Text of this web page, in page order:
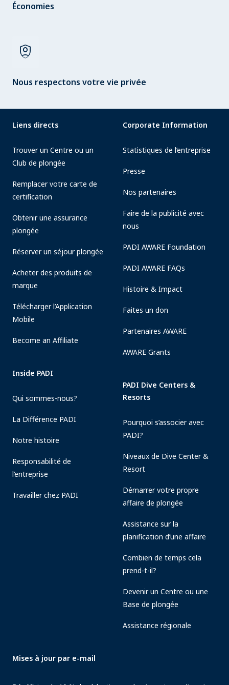
Économies
shield_person
Nous respectons votre vie privée
Liens directs
Trouver un Centre ou un
Club de plongée
Remplacer votre carte de
certification
Obtenir une assurance
plongée
Réserver un séjour plongée
Acheter des produits de
marque
Télécharger l’Application
Mobile
Become an Affiliate
Inside PADI
Qui sommes-nous?
La Différence PADI
Notre histoire
Responsabilité de
l’entreprise
Travailler chez PADI
Corporate Information
Statistiques de l’entreprise
Presse
Nos partenaires
Faire de la publicité avec
nous
PADI AWARE Foundation
PADI AWARE FAQs
Histoire & Impact
Faites un don
Partenaires AWARE
AWARE Grants
PADI Dive Centers &
Resorts
Pourquoi s’associer avec
PADI?
Niveaux de Dive Center &
Resort
Démarrer votre propre
affaire de plongée
Assistance sur la
planification d’une affaire
Combien de temps cela
prend-t-il?
Devenir un Centre ou une
Base de plongée
Assistance régionale
Mises à jour par e-mail